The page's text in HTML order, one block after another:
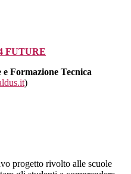
FUTURE
Formazione Tecnica
)
progetto rivolto alle scuole